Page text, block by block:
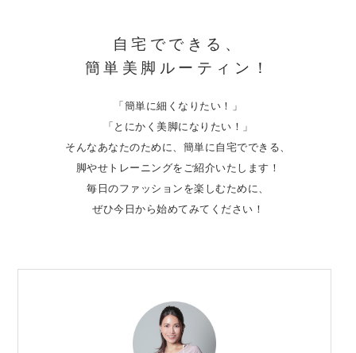
自宅でできる、
簡単美脚ルーティン！
「簡単に細くなりたい！」
「とにかく美脚になりたい！」
そんなあなたのために、簡単に自宅でできる、
脚やせトレーニングをご紹介いたします！
毎日のファッションを楽しむために、
ぜひ今日から始めてみてください！